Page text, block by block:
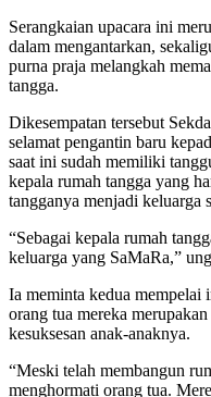
Serangkaian upacara ini
dalam mengantarkan,
purna praja melangkah
tangga.
Dikesempatan tersebut
selamat pengantin baru
saat ini sudah memiliki
kepala rumah tangga yang
tangganya menjadi keluarga
“Sebagai kepala rumah
keluarga yang SaMaRa,”
Ia meminta kedua mempelai
orang tua mereka
kesuksesan anak-anaknya.
“Meski telah membangun
menghormati orang tua.